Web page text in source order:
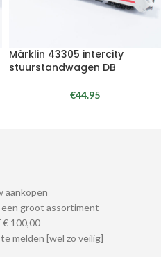
Märklin 43305 intercity
stuurstandwagen DB
€44.95
aankopen
een groot assortiment
100,00
melden [wel zo veilig]